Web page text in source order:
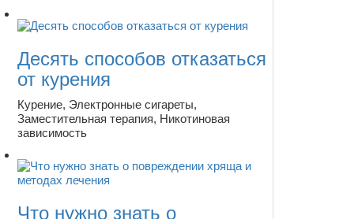
Десять способов отказаться
от курения
Курение, Электронные сигареты,
Заместительная терапия, Никотиновая
зависимость
Что нужно знать о